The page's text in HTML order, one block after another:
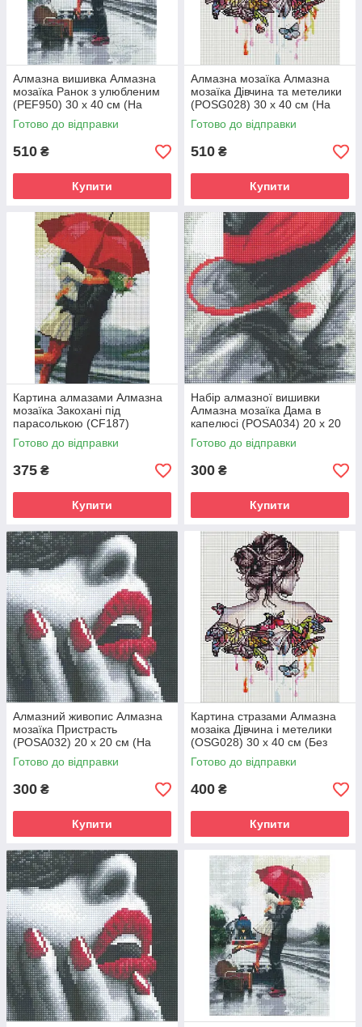
Алмазна вишивка Алмазна
мозаїка Ранок з улюбленим
(PEF950) 30 х 40 см (На
підрамнику)
Готово до відправки
510 ₴
Купити
Алмазна мозаїка Алмазна
мозаїка Дівчина та метелики
(POSG028) 30 х 40 см (На
підрамнику)
Готово до відправки
510 ₴
Купити
Картина алмазами Алмазна
мозаїка Закохані під
парасолькою (CF187)
(POSC015) 20 х 30 см (На
підрамнику)
Готово до відправки
375 ₴
Купити
Набір алмазної вишивки
Алмазна мозаїка Дама в
капелюсі (POSA034) 20 х 20
см (На підрамнику)
Готово до відправки
300 ₴
Купити
Алмазний живопис Алмазна
мозаїка Пристрасть
(POSA032) 20 х 20 см (На
підрамнику)
Готово до відправки
300 ₴
Купити
Картина стразами Алмазна
мозаіка Дівчина і метелики
(OSG028) 30 х 40 см (Без
підрамника)
Готово до відправки
400 ₴
Купити